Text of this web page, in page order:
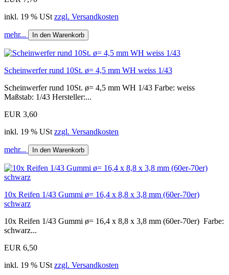
inkl. 19 % USt zzgl. Versandkosten
mehr... In den Warenkorb
Scheinwerfer rund 10St. ø= 4,5 mm WH weiss 1/43
Scheinwerfer rund 10St. ø= 4,5 mm WH 1/43 Farbe: weiss
Maßstab: 1/43 Hersteller:...
EUR 3,60
inkl. 19 % USt zzgl. Versandkosten
mehr... In den Warenkorb
10x Reifen 1/43 Gummi ø= 16,4 x 8,8 x 3,8 mm (60er-70er)
schwarz
10x Reifen 1/43 Gummi ø= 16,4 x 8,8 x 3,8 mm (60er-70er) Farbe:
schwarz...
EUR 6,50
inkl. 19 % USt zzgl. Versandkosten